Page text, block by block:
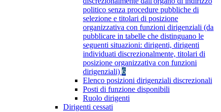
politico senza procedure pubbliche di
selezione e titolari di posizione
organizzativa con funzioni dirigenziali (da
pubblicare in tabelle che distinguano le
seguenti situazioni: dirigenti, dirigenti
individuati discrezionalmente, titolari di
posizione organizzativa con funzioni
dirigenziali) 6
Elenco posizioni dirigenziali discrezionali
Posti di funzione disponibili
Ruolo dirigenti
Dirigenti cessati